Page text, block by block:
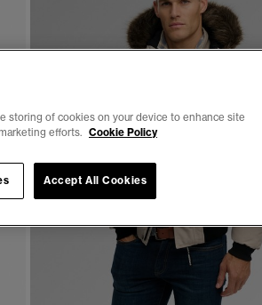
storing of cookies on your device to enhance site
efforts. Cookie Policy
Accept All Cookies